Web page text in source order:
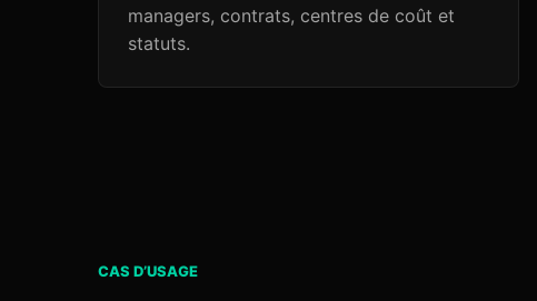
managers, contrats, centres de coût et
statuts.
CAS D’USAGE